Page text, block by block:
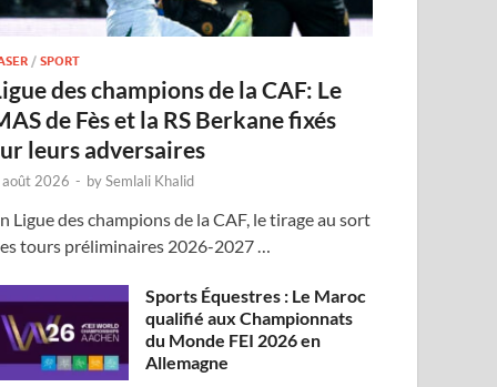
/SPORT
des champions de la CAF: Le
de Fès et la RS Berkane fixés
leurs adversaires
2026 - bySemlali Khalid
Ligue des champions de la CAF, le tirage au sort
tours préliminaires 2026-2027 …
Sports Équestres : Le Maroc
qualifié aux Championnats
du Monde FEI 2026 en
Allemagne